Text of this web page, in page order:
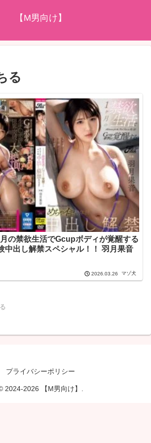
【M男向け】
る
月の禁欲生活でGcupボディが覚醒する
中出し解禁スペシャル！！ 羽月果音
2026.03.26 マゾ犬
プライバシーポリシー
2024-2026 【M男向け】.